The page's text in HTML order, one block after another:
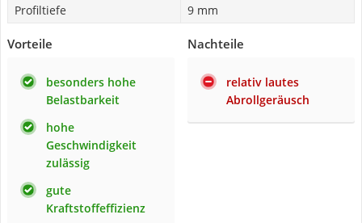
Profiltiefe
9 mm
Vorteile
besonders hohe
Belastbarkeit
hohe
Geschwindigkeit
zulässig
gute
Kraftstoffeffizienz
Nachteile
relativ lautes
Abrollgeräusch